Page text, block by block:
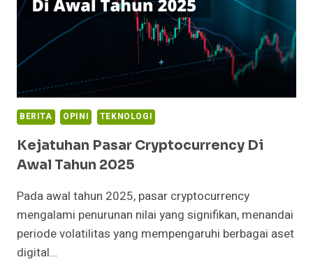
BERITA OPINI TEKNOLOGI
Kejatuhan Pasar Cryptocurrency Di
Awal Tahun 2025
Pada awal tahun 2025, pasar cryptocurrency
mengalami penurunan nilai yang signifikan, menandai
periode volatilitas yang mempengaruhi berbagai aset
digital…